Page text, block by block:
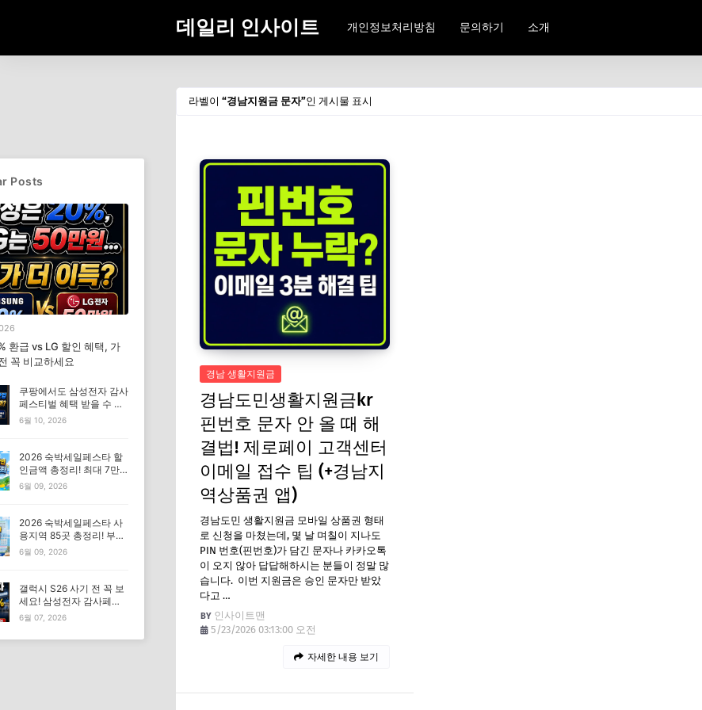
데일리 인사이트 개인정보처리방침 문의하기 소개
라벨이 경남지원금 문자 인 게시물 표시
경남 생활지원금
경남도민생활지원금kr
핀번호 문자 안 올 때 해
결법! 제로페이 고객센터
이메일 접수 팁 (+경남지
역상품권 앱)
경남도민 생활지원금 모바일 상품권 형태
로 신청을 마쳤는데, 몇 날 며칠이 지나도
PIN 번호(핀번호)가 담긴 문자나 카카오톡
이 오지 않아 답답해하시는 분들이 정말 많
습니다. 이번 지원금은 승인 문자만 받았
다고 …
인사이트맨
5/23/2026 03:13:00 오전
자세한 내용 보기
Posts
환급 vs LG 할인 혜택, 가
꼭 비교하세요
쿠팡에서도 삼성전자 감사
페스티벌 혜택 받을 수 있
을까? 삼성닷컴과 비교 총
6월 10, 2026
2026 숙박세일페스타 할
인금액 총정리! 최대 7만
원 받는 방법
6월 09, 2026
2026 숙박세일페스타 사
용지역 85곳 총정리! 부산
가능·제주 제외
6월 09, 2026
갤럭시 S26 사기 전 꼭 보
세요! 삼성전자 감사페스
티벌 최대 30% 혜택 총정
6월 07, 2026